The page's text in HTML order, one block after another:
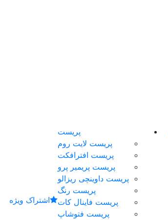
پریست
پریست لایت روم
پریست افترافکت
پریست پریمیر پرو
پریست داوینچی ریزالو
پریست رنگ
پریست فاینال کات
پریست فتوشاپ
اشتراک ویژه